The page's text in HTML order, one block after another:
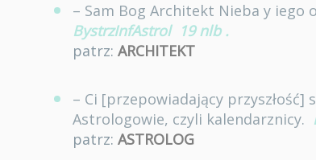
– Sam Bog Architekt Nieba y iego
BystrzInfAstrol 19 nlb .
patrz: ARCHITEKT
– Ci [przepowiadający przyszłość]
Astrologowie, czyli kalendarznicy.
patrz: ASTROLOG